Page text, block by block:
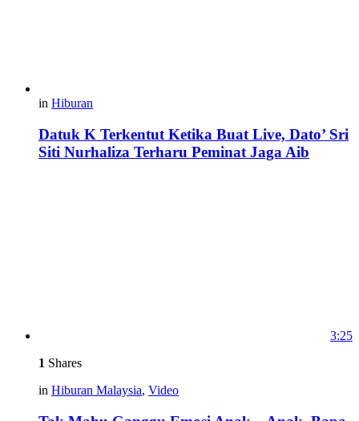
in Hiburan
Datuk K Terkentut Ketika Buat Live, Dato’ Sri
Siti Nurhaliza Terharu Peminat Jaga Aib
3:25
1 Shares
in Hiburan Malaysia, Video